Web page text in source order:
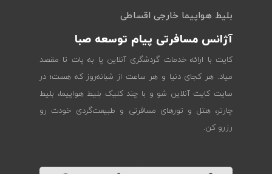
بلیط هواپیما خارجی اقساطی
آژانس مسافرتی پیام توسعه صبا
کایت با ارائه خدمات گردشگری آنلاین پا به پات تا مقصد
میاد. هر کجای دنیا و هر ساعت از شبانه‌روز که هست؛ در
سایت کایت آنلاین شو و با چند کلیک بلیط هواپیما، بلیط
چارتر، هتل و تورهای مسافرتی و طبیعت‌گردی خودت رو
رزرو کن.